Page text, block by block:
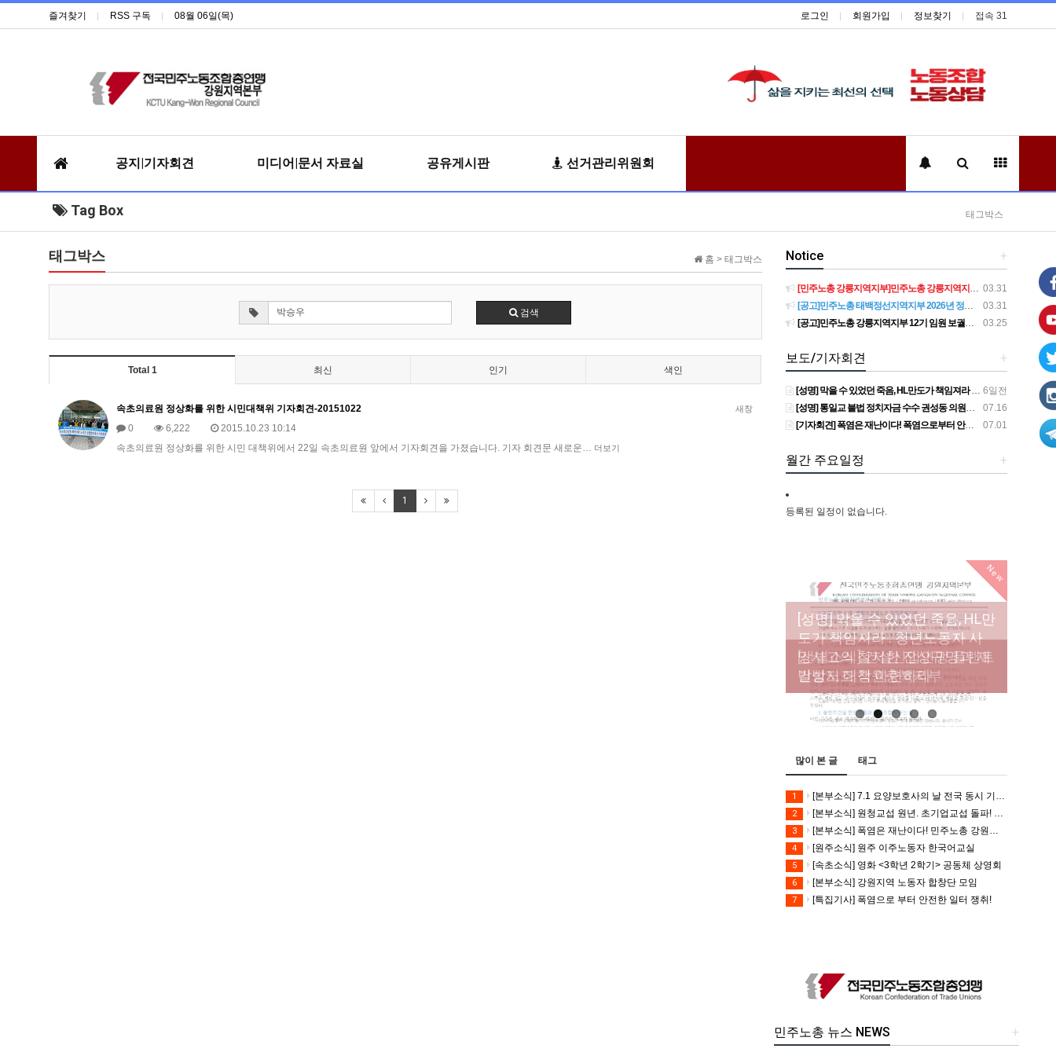
즐겨찾기 RSS 구독 08월 06일(목) 로그인 회원가입 정보찾기 접속 31
공지|기자회견 미디어|문서 자료실 공유게시판 선거관리위원회
Tag Box 태그박스
홈 > 태그박스
태그박스
검색
Total 1 최신 인기 색인
새창
속초의료원 정상화를 위한 시민대책위 기자회견-20151022
0
6,222
2015.10.23 10:14
속초의료원 정상화를 위한 시민 대책위에서 22일 속초의료원 앞에서 기자회견을 가졌습니다. 기자 회견문 새로운… 더보기
1
+
Notice
03.31
[민주노총 강릉지역지부]민주노총 강릉지역지부 제12기 임원 보궐선거결과 공고
03.31
[공고]민주노총 태백정선지역지부 2026년 정기 대의원대회 재소집 건
03.25
[공고]민주노총 강릉지역지부 12기 임원 보궐선거 후보자 확정 공고
+
보도/기자회견
6일전
[성명] 막을 수 있었던 죽음, HL만도가 책임져라 : 청년노동자 사망사고의 철저한 진상규명과 재발방지 대책 마련하라
07.16
[성명] 통일교 불법 정치자금 수수 권성동 의원직 상실, 사필귀정이다
07.01
[기자회견] 폭염은 재난이다! 폭염으로부터 안전한 일터를 위한 민주노총 강원지역본부 폭염감시단 선포 기자회견
+
월간 주요일정
등록된 일정이 없습니다.
New
[성명] 막을 수 있었던 죽음, HL만
도가 책임져라 : 청년노동자 사
망사고의 철저한 진상규명과 재
발방지 대책 마련하라
[산별소식] 건설산업연맹 플랜트
건설노조 강원충북지부
[강릉,속초,원주,춘천] 폭염감시
단 사업 이모저모
[조합원☆인터뷰] 서비스연맹 전
국학교비정규직노동조합 강원
지부 김유미 춘천지회장
[본부소식] 강원지역 노동자 합
창단 모임
많이 본 글 태그
1 [본부소식] 7.1 요양보호사의 날 전국 동시 기자회견
2 [본부소식] 원청교섭 원년. 초기업교섭 돌파! 모든 노동자의 노동기본권 쟁취! 민주노총 7.15 총파업대회
3 [본부소식] 폭염은 재난이다! 민주노총 강원지역본부 폭염감시단 선포 기자회견
4 [원주소식] 원주 이주노동자 한국어교실
5 [속초소식] 영화 <3학년 2학기> 공동체 상영회
6 [본부소식] 강원지역 노동자 합창단 모임
7 [특집기사] 폭염으로 부터 안전한 일터 쟁취!
+
민주노총 뉴스 NEWS